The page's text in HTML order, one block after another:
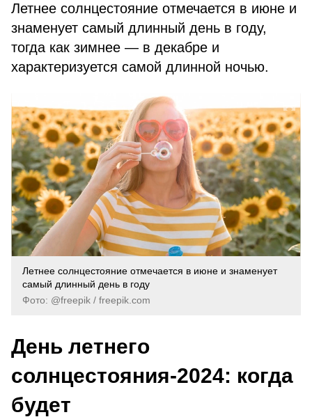
Летнее солнцестояние отмечается в июне и
знаменует самый длинный день в году,
тогда как зимнее — в декабре и
характеризуется самой длинной ночью.
Летнее солнцестояние отмечается в июне и знаменует
самый длинный день в году
Фото: @freepik / freepik.com
День летнего
солнцестояния-2024: когда
будет